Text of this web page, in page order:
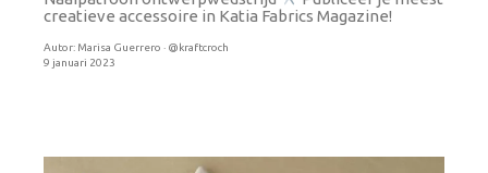
creatieve accessoire in Katia Fabrics Magazine!
Autor: Marisa Guerrero · @kraftcroch
9 januari 2023